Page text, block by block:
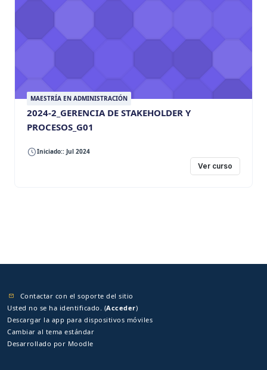
MAESTRÍA EN ADMINISTRACIÓN
2024-2_GERENCIA DE STAKEHOLDER Y
PROCESOS_G01
Iniciado:: Jul 2024
Ver curso
Contactar con el soporte del sitio
Usted no se ha identificado. (Acceder)
Descargar la app para dispositivos móviles
Cambiar al tema estándar
Desarrollado por Moodle